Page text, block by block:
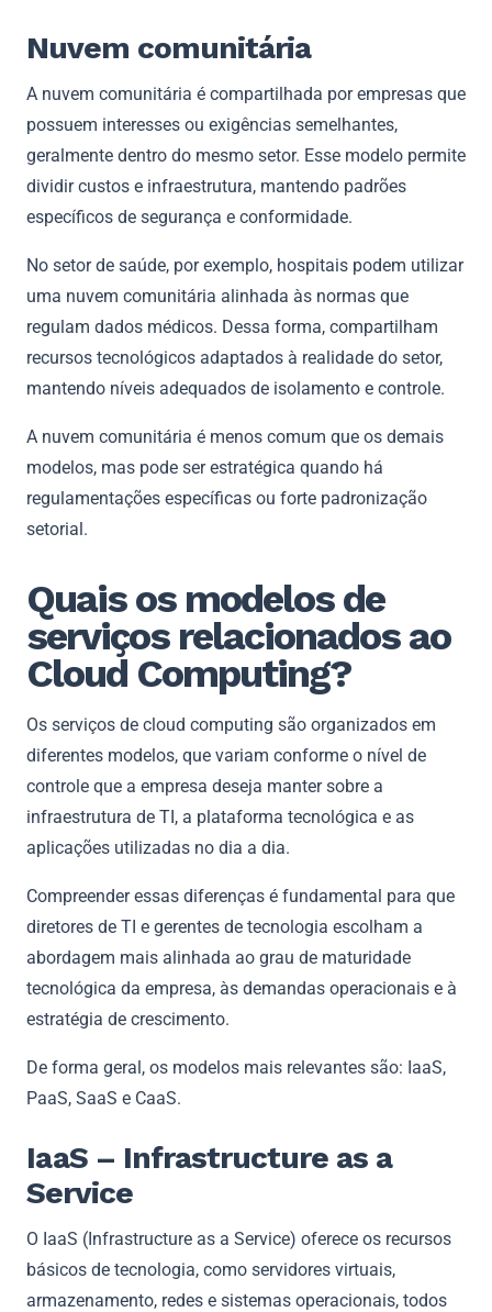
Nuvem comunitária
A nuvem comunitária é compartilhada por empresas que
possuem interesses ou exigências semelhantes,
geralmente dentro do mesmo setor. Esse modelo permite
dividir custos e infraestrutura, mantendo padrões
específicos de segurança e conformidade.
No setor de saúde, por exemplo, hospitais podem utilizar
uma nuvem comunitária alinhada às normas que
regulam dados médicos. Dessa forma, compartilham
recursos tecnológicos adaptados à realidade do setor,
mantendo níveis adequados de isolamento e controle.
A nuvem comunitária é menos comum que os demais
modelos, mas pode ser estratégica quando há
regulamentações específicas ou forte padronização
setorial.
Quais os modelos de
serviços relacionados ao
Cloud Computing?
Os serviços de cloud computing são organizados em
diferentes modelos, que variam conforme o nível de
controle que a empresa deseja manter sobre a
infraestrutura de TI, a plataforma tecnológica e as
aplicações utilizadas no dia a dia.
Compreender essas diferenças é fundamental para que
diretores de TI e gerentes de tecnologia escolham a
abordagem mais alinhada ao grau de maturidade
tecnológica da empresa, às demandas operacionais e à
estratégia de crescimento.
De forma geral, os modelos mais relevantes são: IaaS,
PaaS, SaaS e CaaS.
IaaS – Infrastructure as a
Service
O IaaS (Infrastructure as a Service) oferece os recursos
básicos de tecnologia, como servidores virtuais,
armazenamento, redes e sistemas operacionais, todos